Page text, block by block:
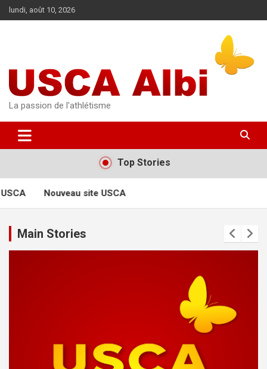
Aller
au
lundi, août 10, 2026
La passion de l'athlétisme
Top Stories
Nouveau site USCA
Main Stories